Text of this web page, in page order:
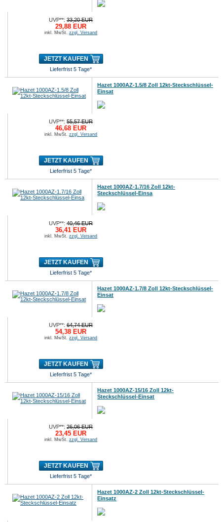
UVP**:33,20 EUR
29,88 EUR
inkl. MwSt.zzgl. Versand
JETZT KAUFEN
Lieferfrist 5 Tage*
Hazet 1000AZ-1.5/8 Zoll 12kt-Steckschlüssel-
Einsat
UVP**:55,57 EUR
46,68 EUR
inkl. MwSt.zzgl. Versand
JETZT KAUFEN
Lieferfrist 5 Tage*
Hazet 1000AZ-1.7/16 Zoll 12kt-
Steckschlüssel-Einsa
UVP**:40,46 EUR
36,41 EUR
inkl. MwSt.zzgl. Versand
JETZT KAUFEN
Lieferfrist 5 Tage*
Hazet 1000AZ-1.7/8 Zoll 12kt-Steckschlüssel-
Einsat
UVP**:64,74 EUR
54,38 EUR
inkl. MwSt.zzgl. Versand
JETZT KAUFEN
Lieferfrist 5 Tage*
Hazet 1000AZ-15/16 Zoll 12kt-
Steckschlüssel-Einsat
UVP**:26,06 EUR
23,45 EUR
inkl. MwSt.zzgl. Versand
JETZT KAUFEN
Lieferfrist 5 Tage*
Hazet 1000AZ-2 Zoll 12kt-Steckschlüssel-
Einsatz